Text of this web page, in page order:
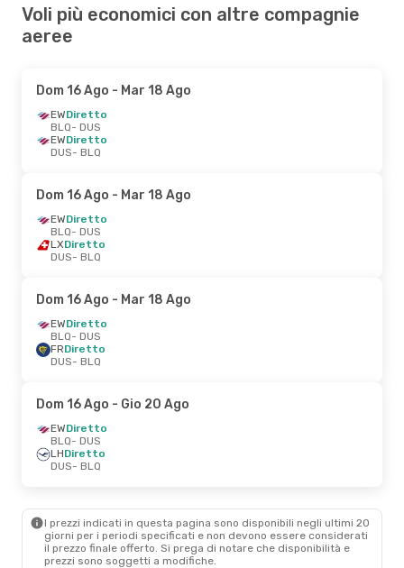
Voli più economici con altre compagnie
aeree
Dom 16 Ago - Mar 18 Ago
EWDiretto
BLQ- DUS
EWDiretto
DUS- BLQ
Dom 16 Ago - Mar 18 Ago
EWDiretto
BLQ- DUS
LXDiretto
DUS- BLQ
Dom 16 Ago - Mar 18 Ago
EWDiretto
BLQ- DUS
FRDiretto
DUS- BLQ
Dom 16 Ago - Gio 20 Ago
EWDiretto
BLQ- DUS
LHDiretto
DUS- BLQ
I prezzi indicati in questa pagina sono disponibili negli ultimi 20
giorni per i periodi specificati e non devono essere considerati
il ​​prezzo finale offerto. Si prega di notare che disponibilità e
prezzi sono soggetti a modifiche.